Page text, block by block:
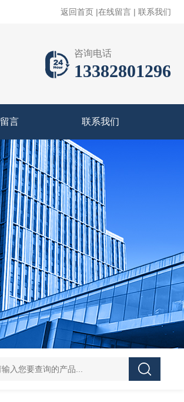
返回首页 |在线留言 | 联系我们
咨询电话
13382801296
言 联系我们
量恒温油浴锅 YHJ-20恒温搅拌油浴锅 YHJ-4D